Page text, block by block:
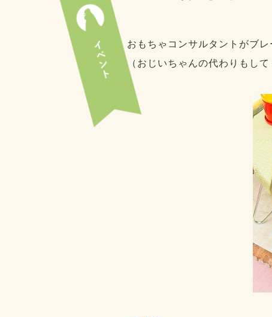
おもちゃコンサルタントがブ
（おじいちゃんの代わりもして